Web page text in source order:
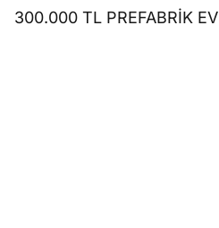
300.000 TL PREFABRİK